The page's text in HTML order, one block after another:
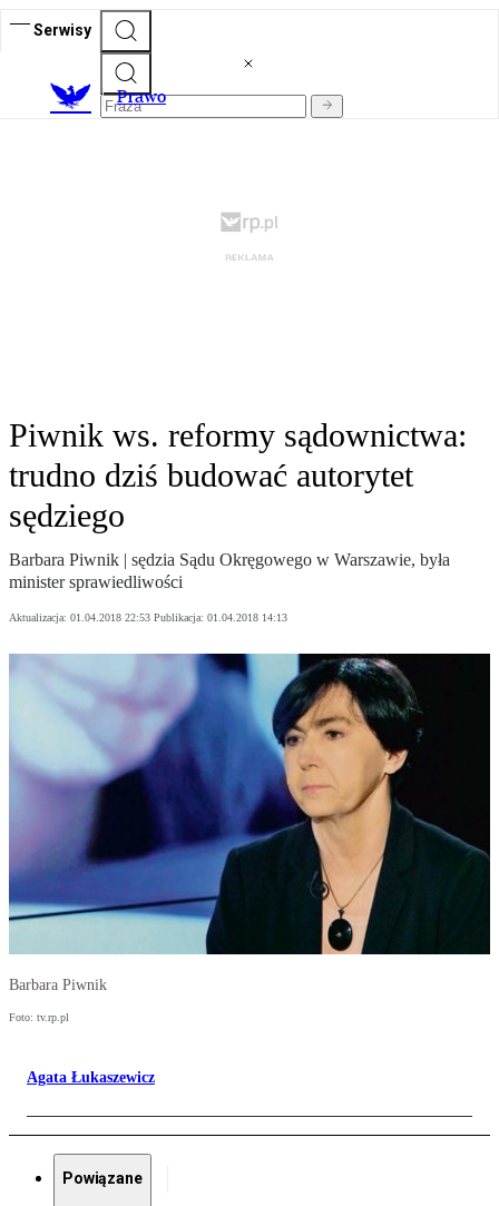
Serwisy
Prawo
Piwnik ws. reformy sądownictwa:
trudno dziś budować autorytet
sędziego
Barbara Piwnik | sędzia Sądu Okręgowego w Warszawie, była
minister sprawiedliwości
Aktualizacja: 01.04.2018 22:53 Publikacja: 01.04.2018 14:13
Barbara Piwnik
Foto: tv.rp.pl
Agata Łukaszewicz
Powiązane